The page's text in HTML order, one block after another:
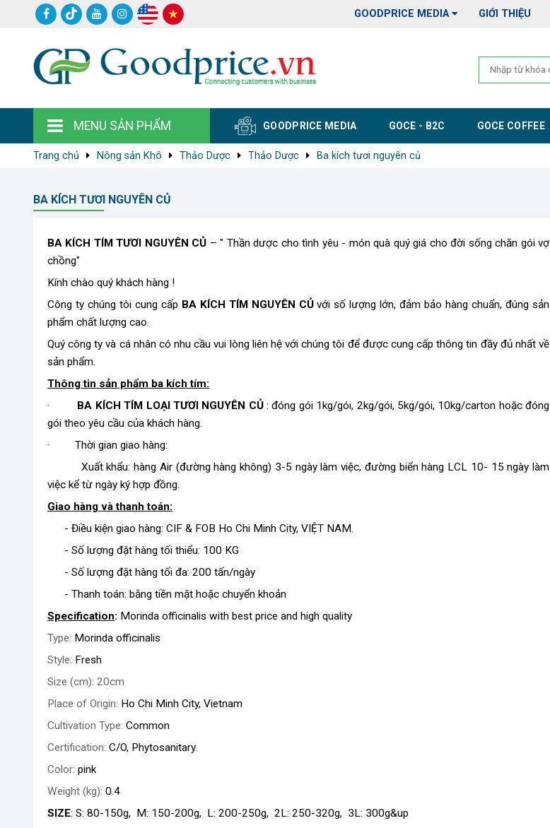
GOODPRICE MEDIA GIỚI THIỆU
MENU SẢN PHẨM GOODPRICE MEDIA GOCE - B2C GOCE COFFEE
Trang chủ Nông sản Khô Thảo Dược Thảo Dược Ba kích tươi nguyên củ
BA KÍCH TƯƠI NGUYÊN CỦ
BA KÍCH TÍM TƯƠI NGUYÊN CỦ​ – " Thần dược cho tình yêu - món quà quý giá cho đời sống chăn gói vợ
chồng"
Kính chào quý khách hàng !
Công ty chúng tôi cung cấp BA KÍCH TÍM NGUYÊN CỦ​với số lượng lớn, đảm bảo hàng chuẩn, đúng sản
phẩm chất lượng cao.
Quý công ty và cá nhân có nhu cầu vui lòng liên hệ với chúng tôi để được cung cấp thông tin đầy đủ nhất về
sản phẩm.
Thông tin sản phẩm ba kích tím:
· BA KÍCH TÍM LOẠI TƯƠI NGUYÊN CỦ​ : đóng gói 1kg/gói, 2kg/gói, 5kg/gói, 10kg/carton hoặc đóng
gói theo yêu cầu của khách hàng.
· Thời gian giao hàng:
Xuất khẩu: hàng Air (đường hàng không) 3-5 ngày làm việc, đường biển hàng LCL 10- 15 ngày làm
việc kể từ ngày ký hợp đồng.
Giao hàng và thanh toán:
- Điều kiện giao hàng: CIF & FOB Ho Chi Minh City, VIỆT NAM.
- Số lượng đặt hàng tối thiểu: 100 KG
- Số lượng đặt hàng tối đa: 200 tấn/ngày
- Thanh toán: bằng tiền mặt hoặc chuyển khoản
Specification: Morinda officinalis with best price and high quality
Type: Morinda officinalis
Style: Fresh
Size (cm): 20cm
Place of Origin: Ho Chi Minh City, Vietnam
Cultivation Type: Common
Certification: C/O, Phytosanitary.
Color: pink
Weight (kg): 0.4
SIZE: S: 80-150g, M: 150-200g, L: 200-250g, 2L: 250-320g, 3L: 300g&up